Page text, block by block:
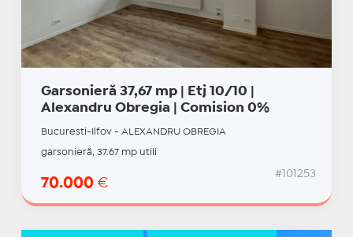
Garsonieră 37,67 mp | Etj 10/10 |
Alexandru Obregia | Comision 0%
Bucuresti-Ilfov - ALEXANDRU OBREGIA
garsonieră, 37.67 mp utili
70.000 €
#101253